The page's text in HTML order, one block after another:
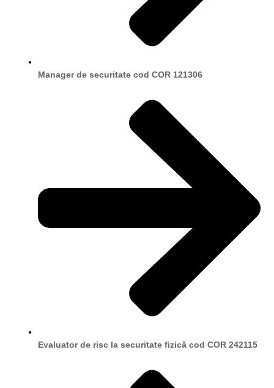
Manager de securitate cod COR 121306
Evaluator de risc la securitate fizică cod COR 242115